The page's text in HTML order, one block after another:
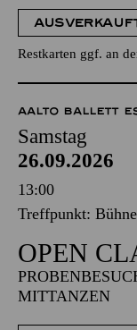
Restkarten ggf. an
AALTO BALLETT
Samstag
26.09.2026
13:00
Treffpunkt:
OPEN
MITTANZEN